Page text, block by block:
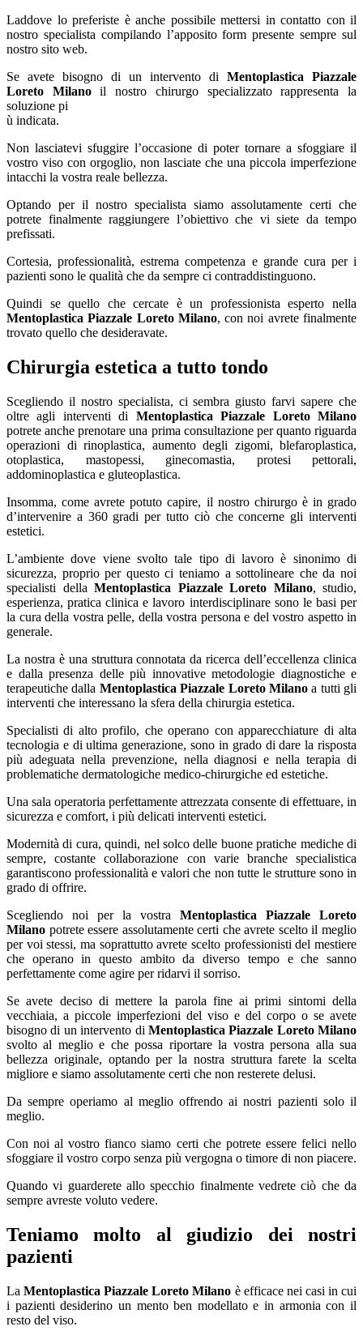
Laddove lo preferiste è anche possibile mettersi in contatto con il
nostro specialista compilando l’apposito form presente sempre sul
nostro sito web.
Se avete bisogno di un intervento di Mentoplastica Piazzale
Loreto Milanoil nostro chirurgo specializzato rappresenta la
soluzione pi
ù indicata.
Non lasciatevi sfuggire l’occasione di poter tornare a sfoggiare il
vostro viso con orgoglio, non lasciate che una piccola imperfezione
intacchi la vostra reale bellezza.
Optando per il nostro specialista siamo assolutamente certi che
potrete finalmente raggiungere l’obiettivo che vi siete da tempo
prefissati.
Cortesia, professionalità, estrema competenza e grande cura per i
pazienti sono le qualità che da sempre ci contraddistinguono.
Quindi se quello che cercate è un professionista esperto nella
Mentoplastica Piazzale Loreto Milano, con noi avrete finalmente
trovato quello che desideravate.
Chirurgia estetica a tutto tondo
Scegliendo il nostro specialista, ci sembra giusto farvi sapere che
oltre agli interventi di Mentoplastica Piazzale Loreto Milano
potrete anche prenotare una prima consultazione per quanto riguarda
operazioni di rinoplastica, aumento degli zigomi, blefaroplastica,
otoplastica, mastopessi, ginecomastia, protesi pettorali,
addominoplastica e gluteoplastica.
Insomma, come avrete potuto capire, il nostro chirurgo è in grado
d’intervenire a 360 gradi per tutto ciò che concerne gli interventi
estetici.
L’ambiente dove viene svolto tale tipo di lavoro è sinonimo di
sicurezza, proprio per questo ci teniamo a sottolineare che da noi
specialisti della Mentoplastica Piazzale Loreto Milano, studio,
esperienza, pratica clinica e lavoro interdisciplinare sono le basi per
la cura della vostra pelle, della vostra persona e del vostro aspetto in
generale.
La nostra è una struttura connotata da ricerca dell’eccellenza clinica
e dalla presenza delle più innovative metodologie diagnostiche e
terapeutiche dalla Mentoplastica Piazzale Loreto Milanoa tutti gli
interventi che interessano la sfera della chirurgia estetica.
Specialisti di alto profilo, che operano con apparecchiature di alta
tecnologia e di ultima generazione, sono in grado di dare la risposta
più adeguata nella prevenzione, nella diagnosi e nella terapia di
problematiche dermatologiche medico-chirurgiche ed estetiche.
Una sala operatoria perfettamente attrezzata consente di effettuare, in
sicurezza e comfort, i più delicati interventi estetici.
Modernità di cura, quindi, nel solco delle buone pratiche mediche di
sempre, costante collaborazione con varie branche specialistica
garantiscono professionalità e valori che non tutte le strutture sono in
grado di offrire.
Scegliendo noi per la vostra Mentoplastica Piazzale Loreto
Milano potrete essere assolutamente certi che avrete scelto il meglio
per voi stessi, ma soprattutto avrete scelto professionisti del mestiere
che operano in questo ambito da diverso tempo e che sanno
perfettamente come agire per ridarvi il sorriso.
Se avete deciso di mettere la parola fine ai primi sintomi della
vecchiaia, a piccole imperfezioni del viso e del corpo o se avete
bisogno di un intervento di Mentoplastica Piazzale Loreto Milano
svolto al meglio e che possa riportare la vostra persona alla sua
bellezza originale, optando per la nostra struttura farete la scelta
migliore e siamo assolutamente certi che non resterete delusi.
Da sempre operiamo al meglio offrendo ai nostri pazienti solo il
meglio.
Con noi al vostro fianco siamo certi che potrete essere felici nello
sfoggiare il vostro corpo senza più vergogna o timore di non piacere.
Quando vi guarderete allo specchio finalmente vedrete ciò che da
sempre avreste voluto vedere.
Teniamo molto al giudizio dei nostri
pazienti
LaMentoplastica Piazzale Loreto Milano è efficace nei casi in cui
i pazienti desiderino un mento ben modellato e in armonia con il
resto del viso.